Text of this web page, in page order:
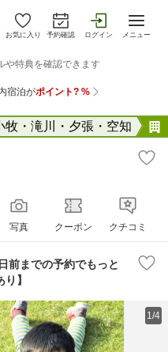
お気に入り 予約確認 ログイン メニュー
牧・滝川・夕張・空知
写真 クーポン クチコミ
前までの予約でもっと
】
1/4